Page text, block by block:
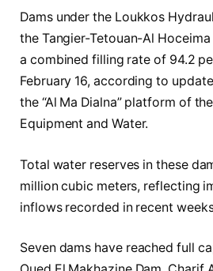
Dams under the Loukkos
the Tangier-Tetouan-Al
a combined filling rate of 94.2
February 16, according to
the “Al Ma Dialna” platform of
Equipment and Water.
Total water reserves in these
million cubic meters, reflecting
inflows recorded in recent
Seven dams have reached full